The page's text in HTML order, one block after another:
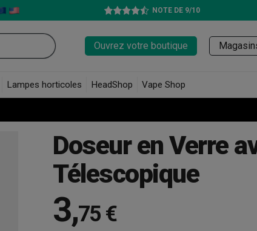
NOTE DE 9/10
Ouvrez votre boutique
Lampes horticoles HeadShop Vape Shop
Doseur en Verre
Télescopique
3,75 €